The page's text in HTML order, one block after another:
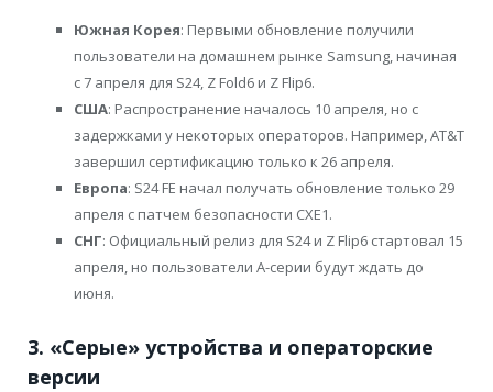
Южная Корея: Первыми обновление получили
пользователи на домашнем рынке Samsung, начиная
с 7 апреля для S24, Z Fold6 и Z Flip6.
США: Распространение началось 10 апреля, но с
задержками у некоторых операторов. Например, AT&T
завершил сертификацию только к 26 апреля.
Европа: S24 FE начал получать обновление только 29
апреля с патчем безопасности CXE1.
СНГ: Официальный релиз для S24 и Z Flip6 стартовал 15
апреля, но пользователи A-серии будут ждать до
июня.
3. «Серые» устройства и операторские
версии